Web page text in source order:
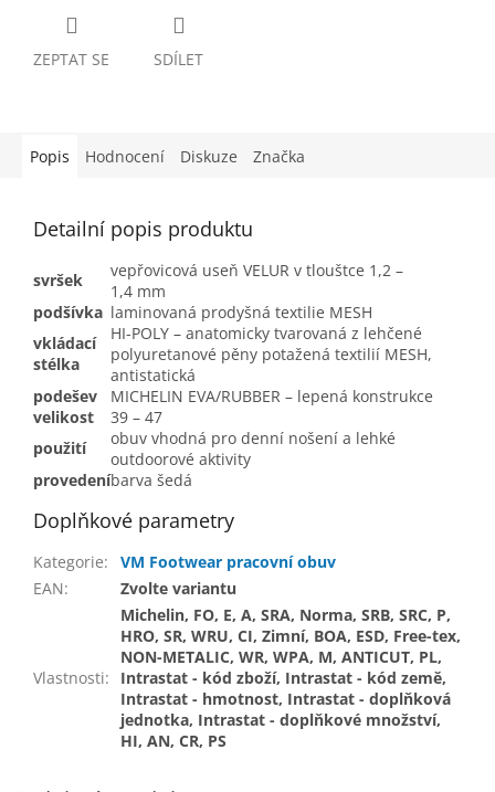
ZEPTAT SE SDÍLET
Popis Hodnocení Diskuze Značka
Detailní popis produktu
svršek
vepřovicová useň VELUR v tlouštce 1,2 –
1,4 mm
podšívka laminovaná prodyšná textilie MESH
vkládací
stélka
HI-POLY – anatomicky tvarovaná z lehčené
polyuretanové pěny potažená textilií MESH,
antistatická
podešev
MICHELIN EVA/RUBBER – lepená konstrukce
velikost
39 – 47
použití
obuv vhodná pro denní nošení a lehké
outdoorové aktivity
provedeníbarva šedá
Doplňkové parametry
Kategorie:
VM Footwear pracovní obuv
EAN: Zvolte variantu
Vlastnosti:
Michelin, FO, E, A, SRA, Norma, SRB, SRC, P,
HRO, SR, WRU, CI, Zimní, BOA, ESD, Free-tex,
NON-METALIC, WR, WPA, M, ANTICUT, PL,
Intrastat - kód zboží, Intrastat - kód země,
Intrastat - hmotnost, Intrastat - doplňková
jednotka, Intrastat - doplňkové množství,
HI, AN, CR, PS